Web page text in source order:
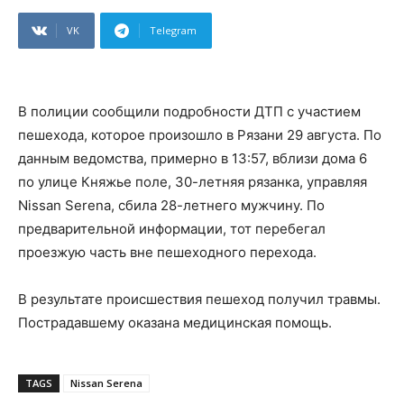
VK Telegram
В полиции сообщили подробности ДТП с участием
пешехода, которое произошло в Рязани 29 августа. По
данным ведомства, примерно в 13:57, вблизи дома 6
по улице Княжье поле, 30-летняя рязанка, управляя
Nissan Serena, сбила 28-летнего мужчину. По
предварительной информации, тот перебегал
проезжую часть вне пешеходного перехода.
В результате происшествия пешеход получил травмы.
Пострадавшему оказана медицинская помощь.
TAGS Nissan Serena